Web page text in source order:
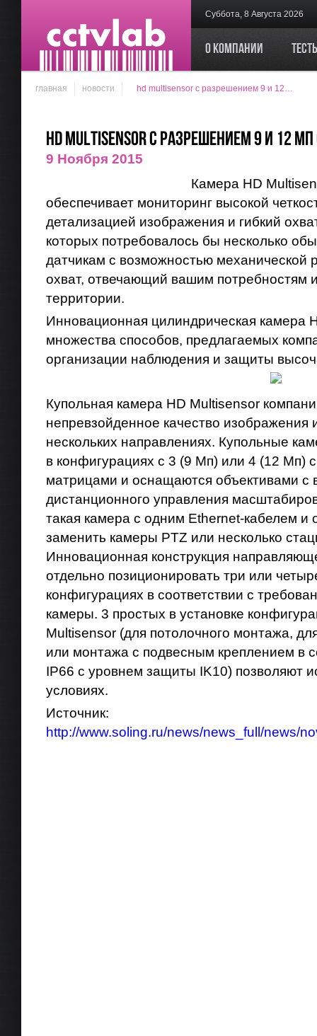
Суббота, 8 Августа 2026
О компании
главная новости hd multisensor с разрешением 9 и 12…
HD Multisensor с разрешением 9 и 12
9 Ноября 2015
Камера HD
обеспечивает мониторинг высокой
детализацией изображения и гибкий
которых потребовалось бы несколько
датчикам с возможностью механической
охват, отвечающий вашим потребностям
территории.
Инновационная цилиндрическая камера
множества способов, предлагаемых
организации наблюдения и защиты
Купольная камера HD Multisensor
непревзойденное качество изображения
нескольких направлениях. Купольные
в конфигурациях с 3 (9 Мп) или 4 (12 Мп)
матрицами и оснащаются объективами с
дистанционного управления
такая камера с одним Ethernet-кабелем и
заменить камеры PTZ или несколько
Инновационная конструкция
отдельно позиционировать три или
конфигурациях в соответствии с
камеры. 3 простых в установке
Multisensor (для потолочного монтажа,
или монтажа с подвесным креплением в
IP66 с уровнем защиты IK10) позволяют
условиях.
Источник:
http://www.soling.ru/news/news_full/news/